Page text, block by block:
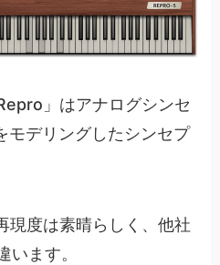
」はアナログシンセ
デリングしたシンセプ
度は素晴らしく、他社
います。